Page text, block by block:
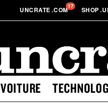
UNCRATE.COM17 SHOP.
VOITURE